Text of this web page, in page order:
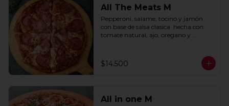
All The Meats M
Pepperoni, salame, tocino y jamón
con base de salsa clasica  hecha con
tomate natural, ajo, oregano y
$14.500
All in one M